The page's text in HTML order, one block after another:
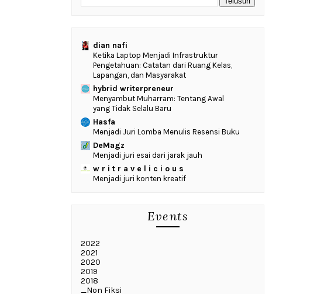
dian nafi
Ketika Laptop Menjadi Infrastruktur
Pengetahuan: Catatan dari Ruang Kelas,
Lapangan, dan Masyarakat
hybrid writerpreneur
Menyambut Muharram: Tentang Awal
yang Tidak Selalu Baru
Hasfa
Menjadi Juri Lomba Menulis Resensi Buku
DeMagz
Menjadi juri esai dari jarak jauh
w r i t r a v e l i c i o u s
Menjadi juri konten kreatif
Events
2022
2021
2020
2019
2018
_Non Fiksi